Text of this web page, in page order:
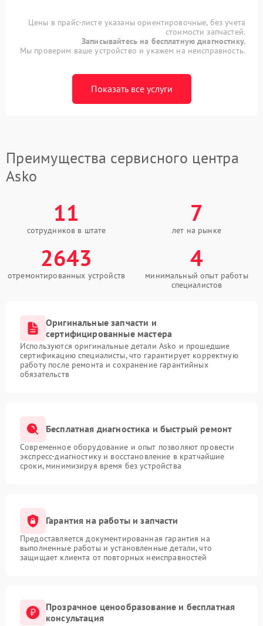
Цены в прайс-листе указаны ориентировочные, без учета
стоимости запчастей.
Записывайтесь на бесплатную диагностику.
Мы проверим ваше устройство и укажем на неисправность.
Показать все услуги
Преимущества сервисного центра
Asko
11
сотрудников в штате
7
лет на рынке
2643
отремонтированных устройств
4
минимальный опыт работы
специалистов
Оригинальные запчасти и
сертифицированные мастера
Используются оригинальные детали Asko и прошедшие
сертификацию специалисты, что гарантирует корректную
работу после ремонта и сохранение гарантийных
обязательств
Бесплатная диагностика и быстрый ремонт
Современное оборудование и опыт позволяют провести
экспресс-диагностику и восстановление в кратчайшие
сроки, минимизируя время без устройства
Гарантия на работы и запчасти
Предоставляется документированная гарантия на
выполненные работы и установленные детали, что
защищает клиента от повторных неисправностей
Прозрачное ценообразование и бесплатная
консультация